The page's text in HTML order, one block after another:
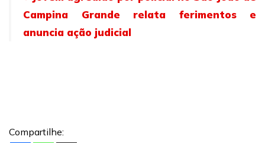
Campina Grande relata ferimentos e
anuncia ação judicial
Compartilhe: